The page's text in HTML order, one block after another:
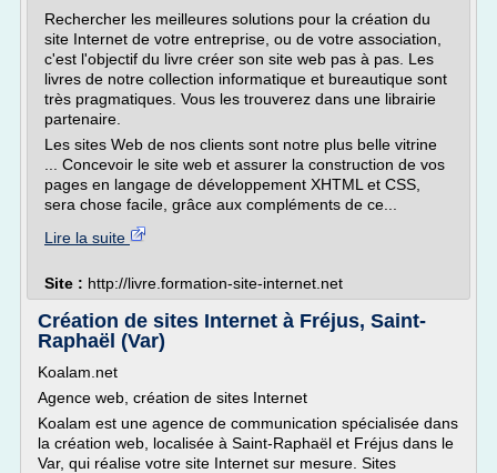
Rechercher les meilleures solutions pour la création du
site Internet de votre entreprise, ou de votre association,
c'est l'objectif du livre créer son site web pas à pas. Les
livres de notre collection informatique et bureautique sont
très pragmatiques. Vous les trouverez dans une librairie
partenaire.
Les sites Web de nos clients sont notre plus belle vitrine
... Concevoir le site web et assurer la construction de vos
pages en langage de développement XHTML et CSS,
sera chose facile, grâce aux compléments de ce...
Lire la suite
Site : http://livre.formation-site-internet.net
Création de sites Internet à Fréjus, Saint-
Raphaël (Var)
Koalam.net
Agence web, création de sites Internet
Koalam est une agence de communication spécialisée dans
la création web, localisée à Saint-Raphaël et Fréjus dans le
Var, qui réalise votre site Internet sur mesure. Sites